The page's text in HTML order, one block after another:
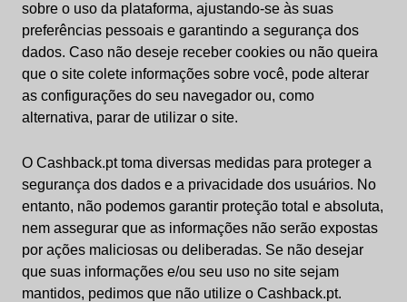
sobre o uso da plataforma, ajustando-se às suas
preferências pessoais e garantindo a segurança dos
dados. Caso não deseje receber cookies ou não queira
que o site colete informações sobre você, pode alterar
as configurações do seu navegador ou, como
alternativa, parar de utilizar o site.
O Cashback.pt toma diversas medidas para proteger a
segurança dos dados e a privacidade dos usuários. No
entanto, não podemos garantir proteção total e absoluta,
nem assegurar que as informações não serão expostas
por ações maliciosas ou deliberadas. Se não desejar
que suas informações e/ou seu uso no site sejam
mantidos, pedimos que não utilize o Cashback.pt.